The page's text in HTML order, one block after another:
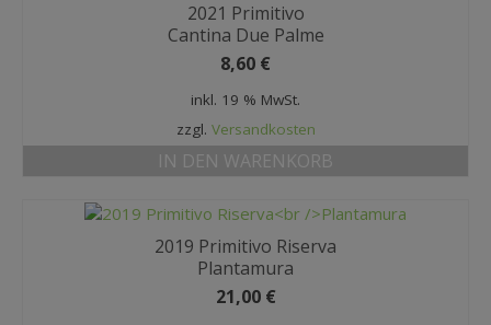
2021 Primitivo
Cantina Due Palme
8,60 €
inkl. 19 % MwSt.
zzgl. Versandkosten
IN DEN WARENKORB
2019 Primitivo Riserva
Plantamura
21,00 €